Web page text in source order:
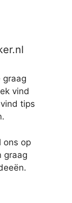
graag
vind
tips
ons op
graag